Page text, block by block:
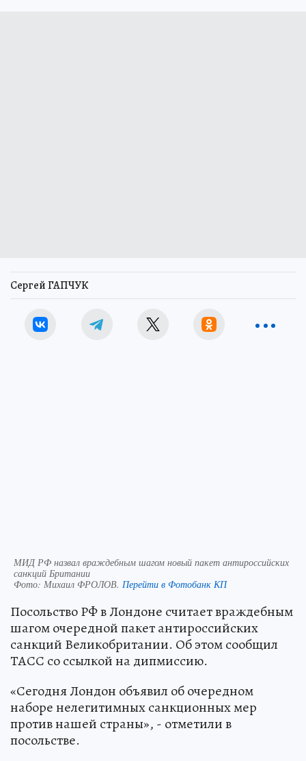
Сергей ГАПЧУК
МИД РФ назвал враждебным шагом новый пакет антироссийских
санкций Британии
Фото: Михаил ФРОЛОВ. Перейти в Фотобанк КП
Посольство РФ в Лондоне считает враждебным
шагом очередной пакет антироссийских
санкций Великобритании. Об этом сообщил
ТАСС со ссылкой на дипмиссию.
«Сегодня Лондон объявил об очередном
наборе нелегитимных санкционных мер
против нашей страны», - отметили в
посольстве.